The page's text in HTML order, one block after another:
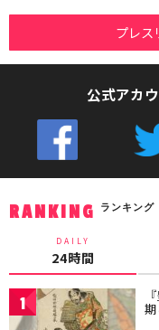
プレス
公式アカ
RANKING ランキング
DAILY
24時間
1